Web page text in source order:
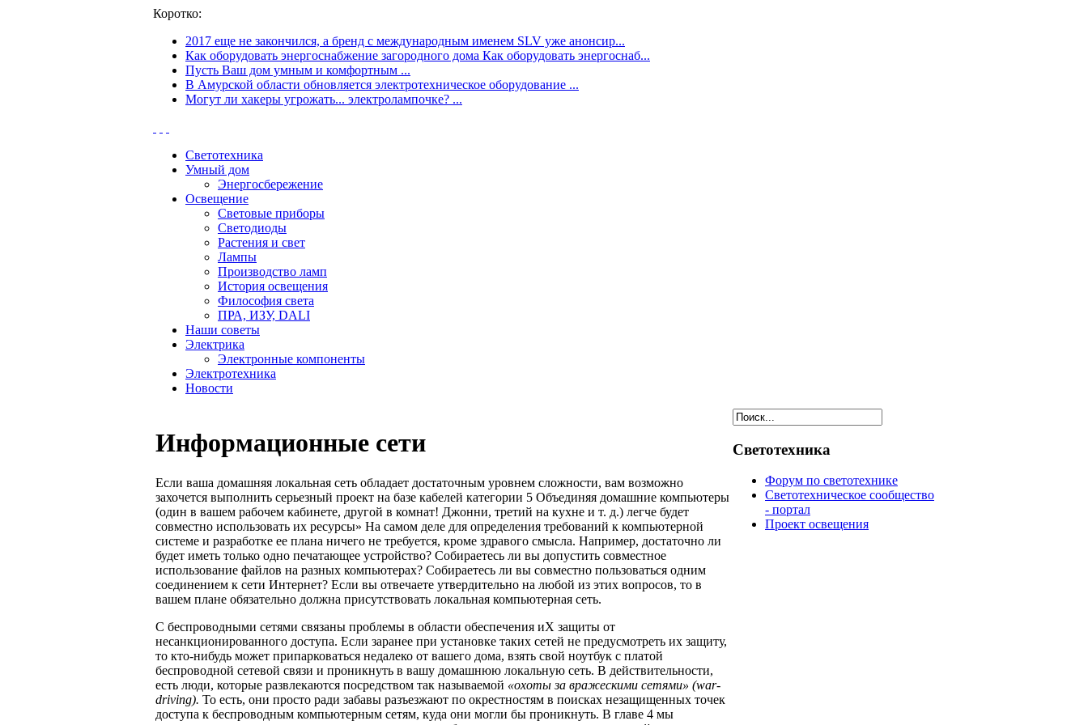
Коротко:
2017 еще не закончился, а бренд с международным именем SLV уже анонсир...
Как оборудовать энергоснабжение загородного дома Как оборудовать энергоснаб...
Пусть Ваш дом умным и комфортным ...
В Амурской области обновляется электротехническое оборудование ...
Могут ли хакеры угрожать... электролампочке? ...
Светотехника
Умный дом
Энергосбережение
Освещение
Световые приборы
Светодиоды
Растения и свет
Лампы
Производство ламп
История освещения
Философия света
ПРА, ИЗУ, DALI
Наши советы
Электрика
Электронные компоненты
Электротехника
Новости
Информационные сети
Если ваша домашняя локальная сеть обладает достаточным уровнем сложности, вам возможно
захочется выполнить серьезный проект на базе кабелей категории 5 Объединяя домашние компьютеры
(один в вашем рабочем кабинете, другой в комнат! Джонни, третий на кухне и т. д.) легче будет
совместно использовать их ресурсы» На самом деле для определения требований к компьютерной
системе и разработке ее плана ничего не требуется, кроме здравого смысла. Например, достаточно ли
будет иметь только одно печатающее устройство? Собираетесь ли вы допустить совместное
использование файлов на разных компьютерах? Собираетесь ли вы совместно пользо­ваться одним
соединением к сети Интернет? Если вы отвечаете утвердительно на любой из этих вопросов, то в
вашем плане обязательно должна присутствовать локальная компьютерная сеть.
С беспроводными сетями связаны проблемы в области обеспечения иХ защиты от
несанкционированного доступа. Если заранее при установке таких сетей не предусмотреть их защиту,
то кто-нибудь может припарковаться недале­ко от вашего дома, взять свой ноутбук с платой
беспроводной сетевой связи и проникнуть в вашу домашнюю локальную сеть. В действительности,
есть люди, которые развлекаются посредством так называемой «охоты за вражески­ми сетями» (war-
driving). То есть, они просто ради забавы разъезжают по окре­стностям в поисках незащищенных точек
доступа к беспроводным ком­пьютерным сетям, куда они могли бы проникнуть. В главе 4 мы
Светотехника
Форум по светотехнике
Светотехническое сообщество
- портал
Проект освещения